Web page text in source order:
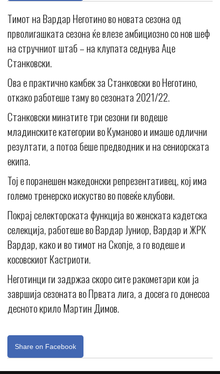
Тимот на Вардар Неготино во новата сезона од
прволигашката сезона ќе влезе амбициозно со нов шеф
на стручниот штаб – на клупата седнува Аце
Станковски.
Ова е практично камбек за Станковски во Неготино,
откако работеше таму во сезоната 2021/22.
Станковски минатите три сезони ги водеше
младинските категории во Куманово и имаше одлични
резултати, а потоа беше предводник и на сениорската
екипа.
Тој е поранешен македонски репрезентативец, кој има
големо тренерско искуство во повеќе клубови.
Покрај селекторската функција во женската кадетска
селекција, работеше во Вардар Јуниор, Вардар и ЖРК
Вардар, како и во тимот на Скопје, а го водеше и
косовскиот Кастриоти.
Неготинци ги задржаа скоро сите ракометари кои ја
завршија сезоната во Првата лига, а досега го донесоа
десното крило Мартин Димов.
Share on Facebook